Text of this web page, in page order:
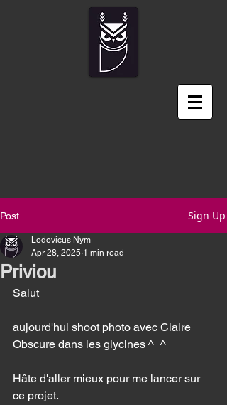
Post Sign Up
Priviou
Lodovicus Nym
Apr 28, 2025 1 min read
Salut
aujourd'hui shoot photo avec Claire
Obscure dans les glycines ^_^
Hâte d'aller mieux pour me lancer sur
ce projet.